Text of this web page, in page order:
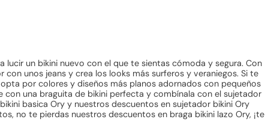
lucir un bikini nuevo con el que te sientas cómoda y segura. Con
unos jeans y crea los looks más surferos y veraniegos. Si te
por colores y diseños más planos adornados con pequeños
una braguita de bikini perfecta y combínala con el sujetador
basica Ory y nuestros descuentos en sujetador bikini Ory
no te pierdas nuestros descuentos en braga bikini lazo Ory, ¡te